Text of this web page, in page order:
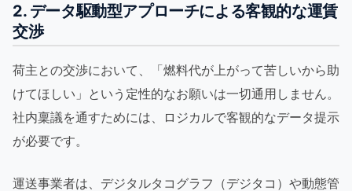
2. データ駆動型アプローチによる客観的な運賃
交渉
荷主との交渉において、「燃料代が上がって苦しいから助
けてほしい」という定性的なお願いは一切通用しません。
社内稟議を通すためには、ロジカルで客観的なデータ提示
が必要です。
運送事業者は、デジタルタコグラフ（デジタコ）や動態管